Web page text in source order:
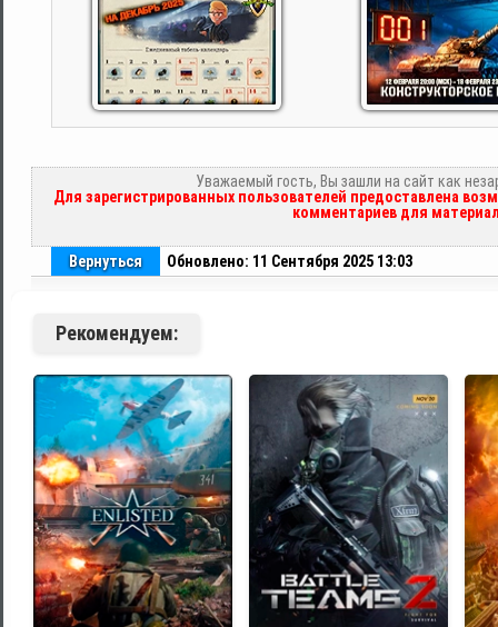
Уважаемый гость, Вы зашли на сайт как
Для зарегистрированных пользователей предоставлена
комментариев для
Вернуться Обновлено: 11 Сентября 2025 13:03
Рекомендуем: